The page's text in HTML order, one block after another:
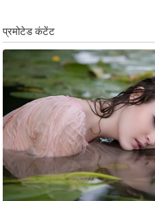
N
e
ला
इ
फ
स्टा
इ
ल